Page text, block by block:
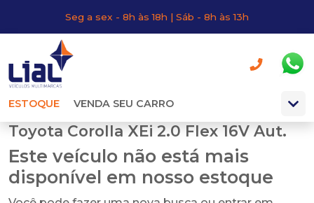
Seg a sex - 8h às 18h | Sáb - 8h às 13h
ESTOQUE VENDA SEU CARRO
Toyota Corolla XEi 2.0 Flex 16V Aut.
Este veículo não está mais
disponível em nosso estoque